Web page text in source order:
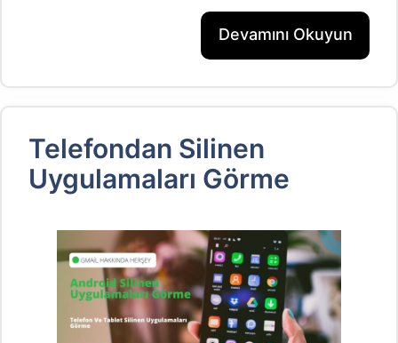
Devamını Okuyun
Telefondan Silinen
Uygulamaları Görme